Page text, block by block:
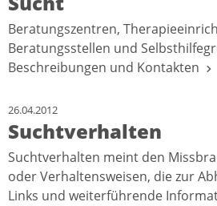
Beratungszentren,
Beratungsstellen und
Beschreibungen und Kontakten
26.04.2012
Suchtverhalten
Suchtverhalten meint den
oder Verhaltensweisen, die zur
Links und weiterführende